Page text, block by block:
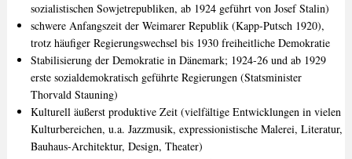
sozialistischen Sowjetrepubliken, ab 1924 geführt von Josef Stalin)
schwere Anfangszeit der Weimarer Republik (Kapp-Putsch 1920),
trotz häufiger Regierungswechsel bis 1930 freiheitliche Demokratie
Stabilisierung der Demokratie in Dänemark; 1924-26 und ab 1929
erste sozialdemokratisch geführte Regierungen (Statsminister
Thorvald Stauning)
Kulturell äußerst produktive Zeit (vielfältige Entwicklungen in vielen
Kulturbereichen, u.a. Jazzmusik, expressionistische Malerei, Literatur,
Bauhaus-Architektur, Design, Theater)